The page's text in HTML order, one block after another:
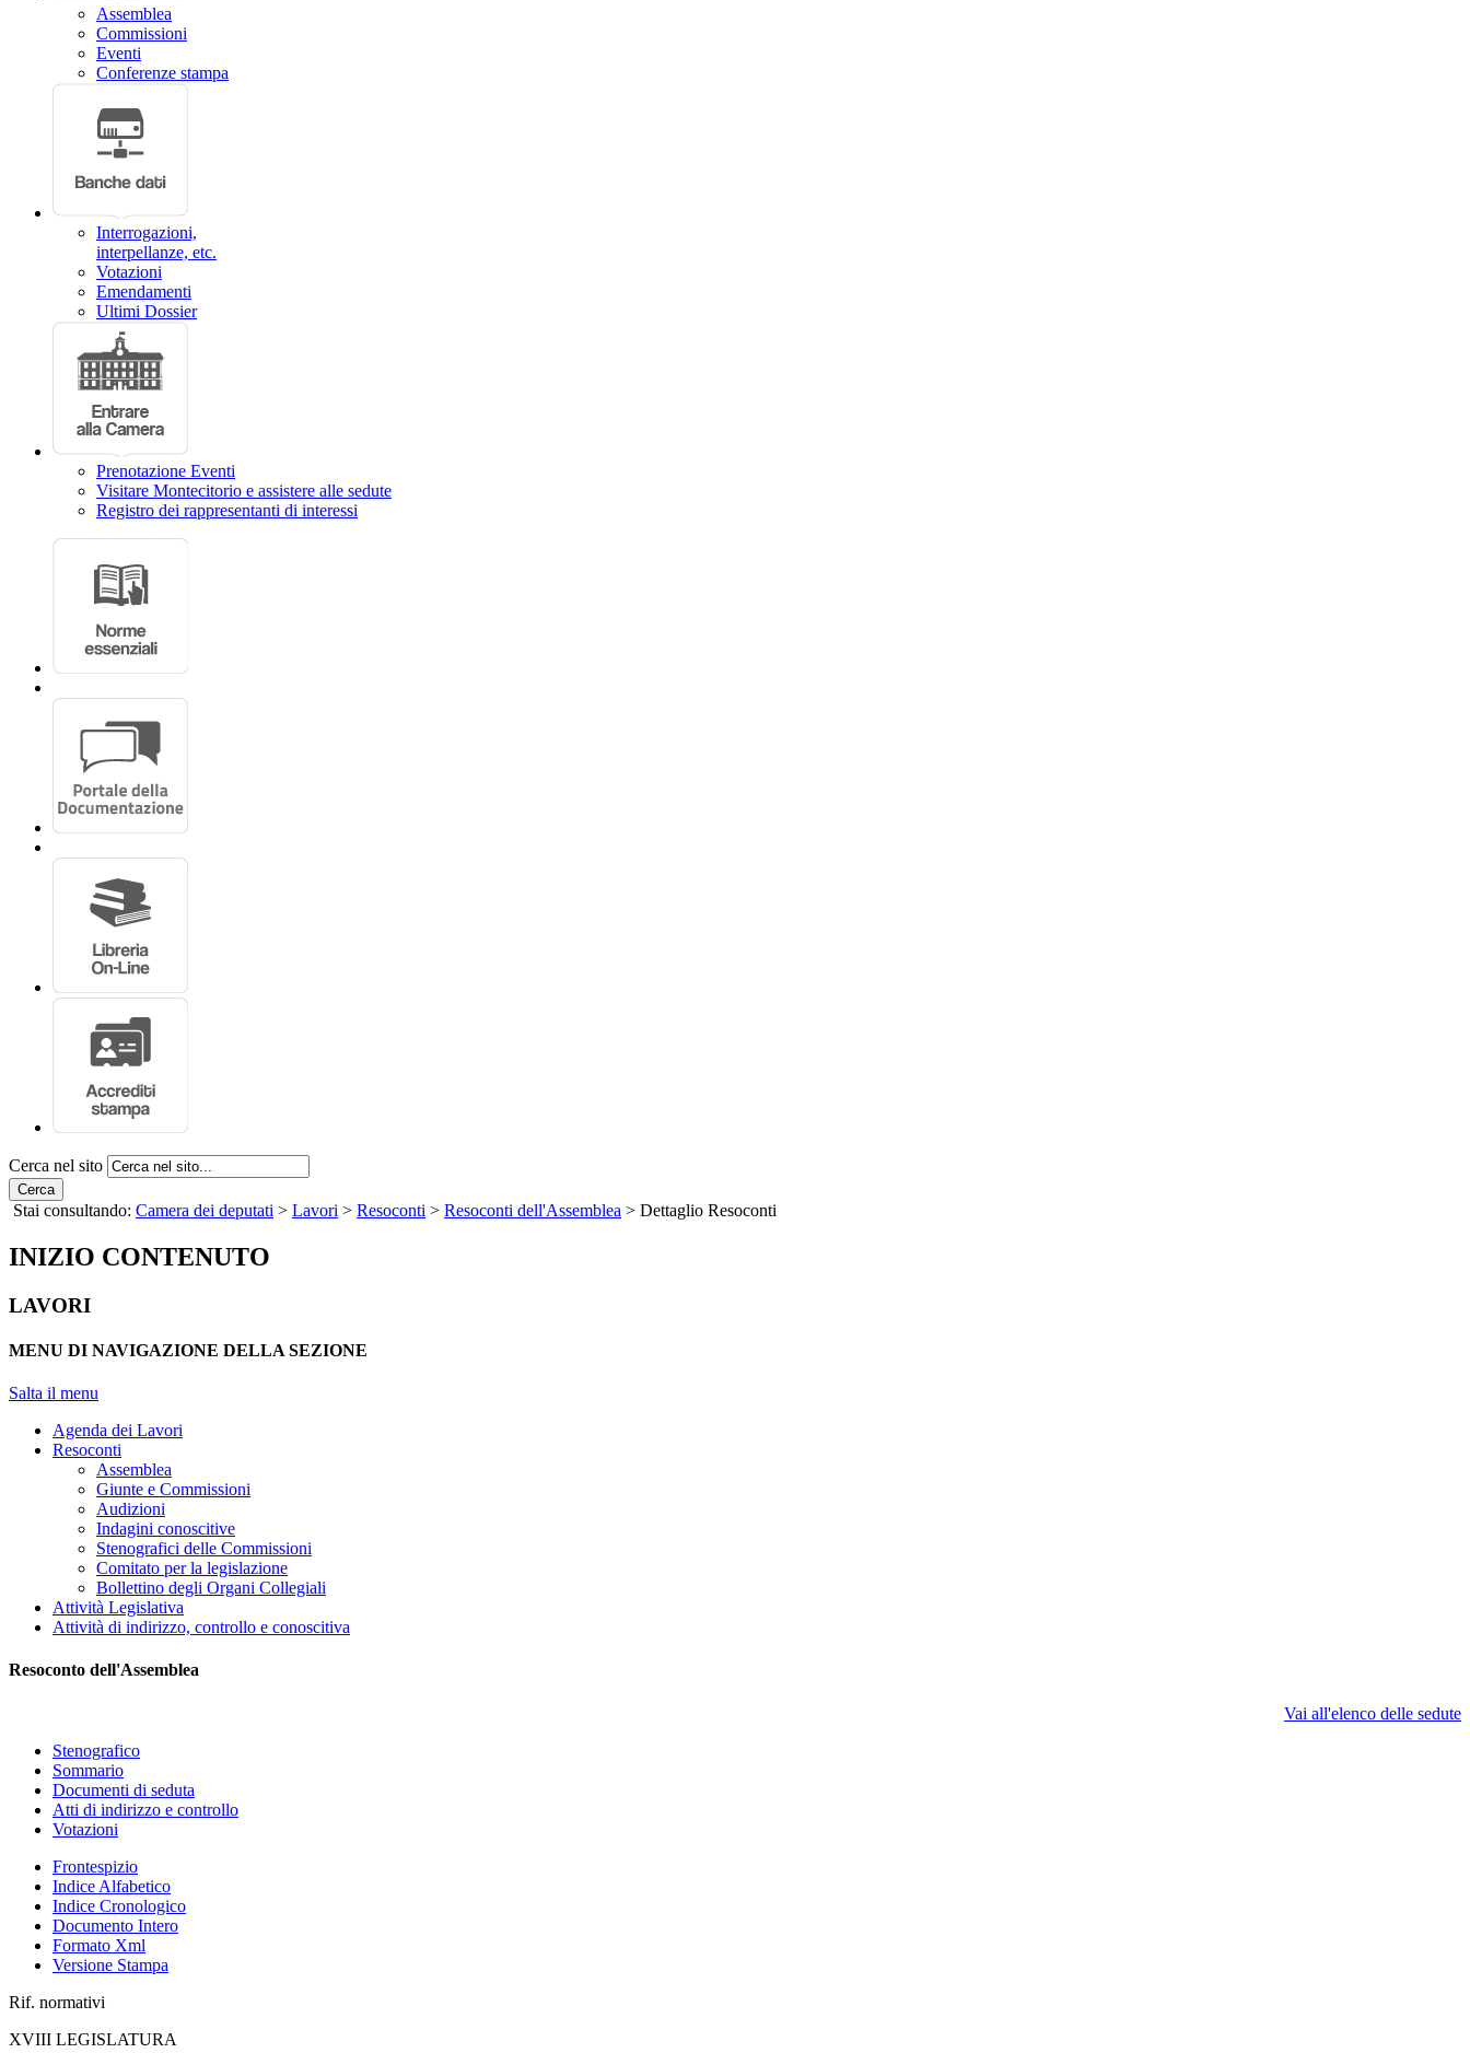
Assemblea
Commissioni
Eventi
Conferenze stampa
Interrogazioni,
interpellanze, etc.
Votazioni
Emendamenti
Ultimi Dossier
Prenotazione Eventi
Visitare Montecitorio e assistere alle sedute
Registro dei rappresentanti di interessi
Cerca nel sito
Cerca
Stai consultando: Camera dei deputati > Lavori > Resoconti > Resoconti dell'Assemblea > Dettaglio Resoconti
INIZIO CONTENUTO
LAVORI
MENU DI NAVIGAZIONE DELLA SEZIONE
Salta il menu
Agenda dei Lavori
Resoconti
Assemblea
Giunte e Commissioni
Audizioni
Indagini conoscitive
Stenografici delle Commissioni
Comitato per la legislazione
Bollettino degli Organi Collegiali
Attività Legislativa
Attività di indirizzo, controllo e conoscitiva
Resoconto dell'Assemblea
Vai all'elenco delle sedute
Stenografico
Sommario
Documenti di seduta
Atti di indirizzo e controllo
Votazioni
Frontespizio
Indice Alfabetico
Indice Cronologico
Documento Intero
Formato Xml
Versione Stampa
Rif. normativi
XVIII LEGISLATURA